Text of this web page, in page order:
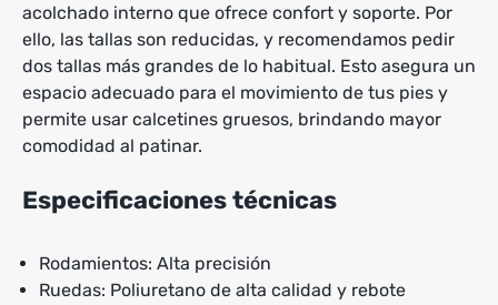
acolchado interno que ofrece confort y soporte. Por
ello, las tallas son reducidas, y recomendamos pedir
dos tallas más grandes de lo habitual. Esto asegura un
espacio adecuado para el movimiento de tus pies y
permite usar calcetines gruesos, brindando mayor
comodidad al patinar.
Especificaciones técnicas
Rodamientos: Alta precisión
Ruedas: Poliuretano de alta calidad y rebote